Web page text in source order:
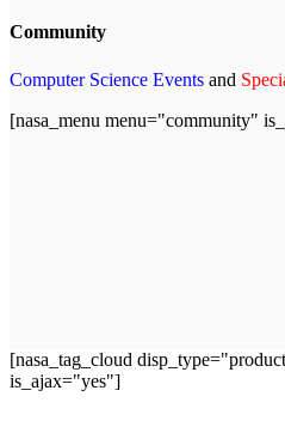
Community
Computer Science Events and
[nasa_menu menu="community"
[nasa_tag_cloud
is_ajax="yes"]